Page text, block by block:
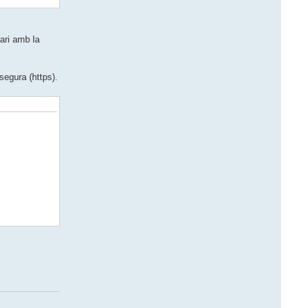
amb la
(https).